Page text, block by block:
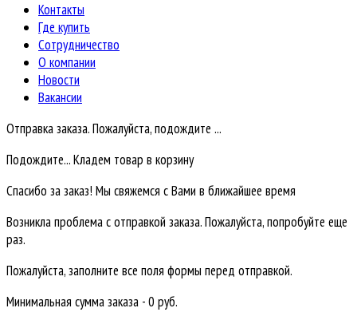
Контакты
Где купить
Сотрудничество
О компании
Новости
Вакансии
Отправка заказа. Пожалуйста, подождите ...
Подождите... Кладем товар в корзину
Спасибо за заказ! Мы свяжемся с Вами в ближайшее время
Возникла проблема с отправкой заказа. Пожалуйста, попробуйте еще
раз.
Пожалуйста, заполните все поля формы перед отправкой.
Минимальная сумма заказа - 0 руб.